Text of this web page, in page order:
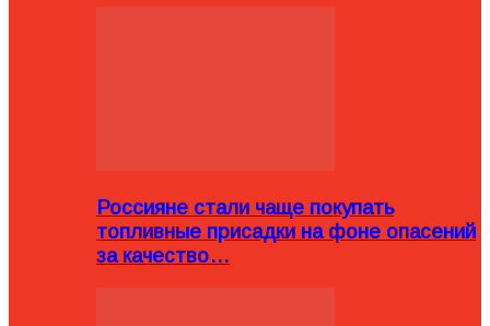
Россияне стали чаще покупать
топливные присадки на фоне опасений
за качество…